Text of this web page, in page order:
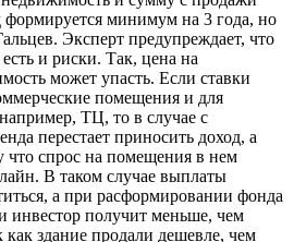
минимум на 3 года, но
Эксперт предупреждает, что
и риски. Так, цена на
может упасть. Если ставки
помещения и для
ТЦ, то в случае с
перестает приносить доход, а
что спрос на помещения в нем
В таком случае выплаты
а при расформировании фонда
инвестор получит меньше, чем
здание продали дешевле, чем